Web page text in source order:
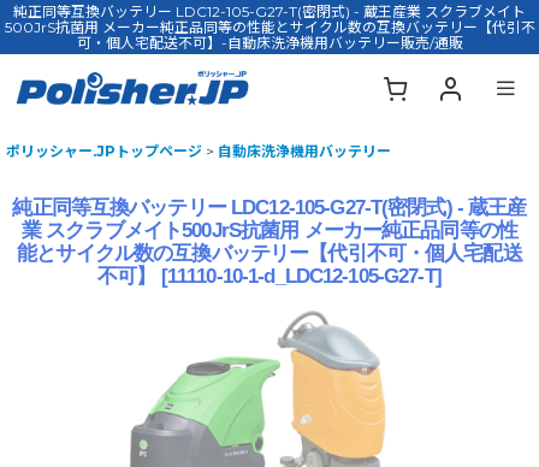
純正同等互換バッテリー LDC12-105-G27-T(密閉式) - 蔵王産業 スクラブメイト
500JrS抗菌用 メーカー純正品同等の性能とサイクル数の互換バッテリー【代引不
可・個人宅配送不可】-自動床洗浄機用バッテリー販売/通販
ポリッシャー.JPトップページ > 自動床洗浄機用バッテリー
純正同等互換バッテリー LDC12-105-G27-T(密閉式) - 蔵王産
業 スクラブメイト500JrS抗菌用 メーカー純正品同等の性
能とサイクル数の互換バッテリー【代引不可・個人宅配送
不可】
[11110-10-1-d_LDC12-105-G27-T]